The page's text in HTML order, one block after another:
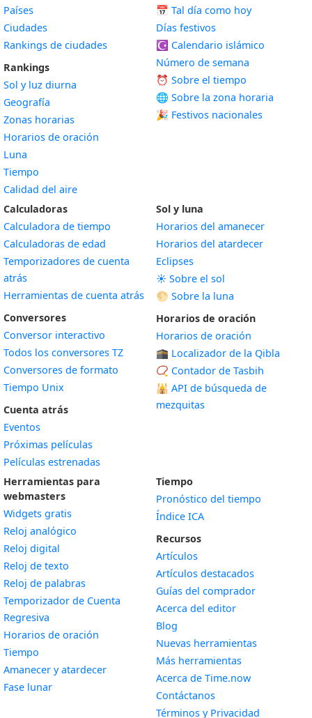
Países
Ciudades
Rankings de ciudades
Rankings
Sol y luz diurna
Geografía
Zonas horarias
Horarios de oración
Luna
Tiempo
Calidad del aire
📅 Tal día como hoy
Días festivos
☪️ Calendario islámico
Número de semana
⏰ Sobre el tiempo
🌐 Sobre la zona horaria
🎉 Festivos nacionales
Calculadoras
Calculadora de tiempo
Calculadoras de edad
Temporizadores de cuenta
atrás
Herramientas de cuenta atrás
Conversores
Conversor interactivo
Todos los conversores TZ
Conversores de formato
Tiempo Unix
Cuenta atrás
Eventos
Próximas películas
Películas estrenadas
Sol y luna
Horarios del amanecer
Horarios del atardecer
Eclipses
☀️ Sobre el sol
🌕 Sobre la luna
Horarios de oración
Horarios de oración
🕋 Localizador de la Qibla
📿 Contador de Tasbih
🕌 API de búsqueda de
mezquitas
Herramientas para
webmasters
Widgets gratis
Reloj analógico
Reloj digital
Reloj de texto
Reloj de palabras
Temporizador de Cuenta
Regresiva
Horarios de oración
Tiempo
Amanecer y atardecerWidget
Fase lunarWidget
Tiempo
Pronóstico del tiempo
Índice ICA
Recursos
Artículos
Artículos destacados
Guías del comprador
Acerca del editor
Blog
Nuevas herramientas
Más herramientas
Acerca de Time.now
Contáctanos
Términos y Privacidad